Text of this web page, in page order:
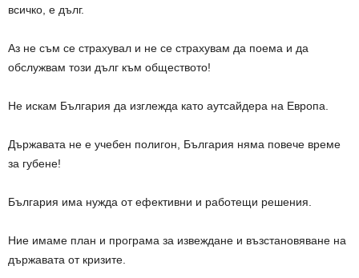
всичко, е дълг.
Аз не съм се страхувал и не се страхувам да поема и да
обслужвам този дълг към обществото!
Не искам България да изглежда като аутсайдера на Европа.
Държавата не е учебен полигон, България няма повече време
за губене!
България има нужда от ефективни и работещи решения.
Ние имаме план и програма за извеждане и възстановяване на
държавата от кризите.